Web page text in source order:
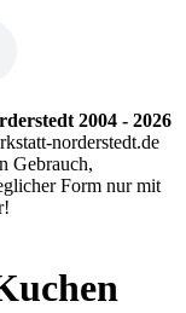
2004 - 2026
norderstedt.de
Gebrauch,
Form nur mit